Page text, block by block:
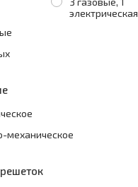
электрическая
механическое